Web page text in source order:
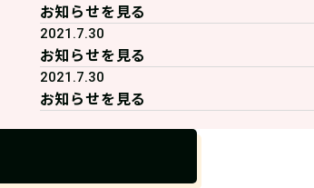
お知らせを見る
2021.7.30
お知らせを見る
2021.7.30
お知らせを見る